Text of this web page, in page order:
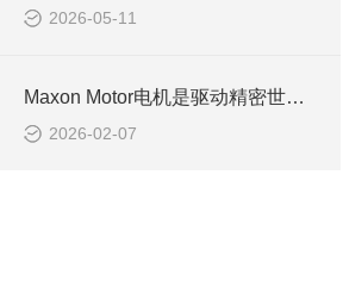
2026-05-11
Maxon Motor电机是驱动精密世界的“瑞士心脏”
2026-02-07